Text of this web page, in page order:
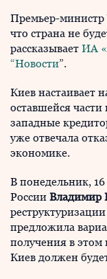
Премьер-
что страна не
рассказывает ИА
“Новости”.
Киев настаивает
оставшейся части
западные
уже отвечала
экономике.
В понедельник,
России Владимир
предложила
получения в этом
Киев должен